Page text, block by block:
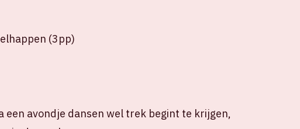
(3pp)
een avondje dansen wel trek begint te krijgen,